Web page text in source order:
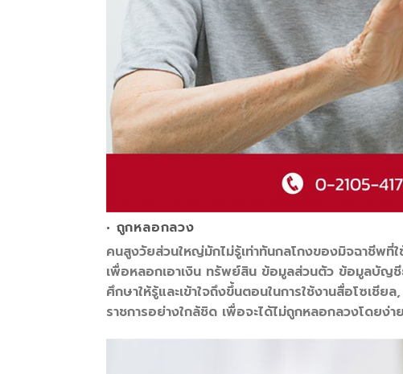
• ถูกหลอกลวง
คนสูงวัยส่วนใหญ่มักไม่รู้เท่าทันกลโกงของมิจฉาชีพที่
เพื่อหลอกเอาเงิน ทรัพย์สิน ข้อมูลส่วนตัว ข้อมูลบัญชี
ศึกษาให้รู้และเข้าใจถึงขึ้นตอนในการใช้งานสื่อโซเชี
ราชการอย่างใกล้ชิด เพื่อจะได้ไม่ถูกหลอกลวงโดยง่าย